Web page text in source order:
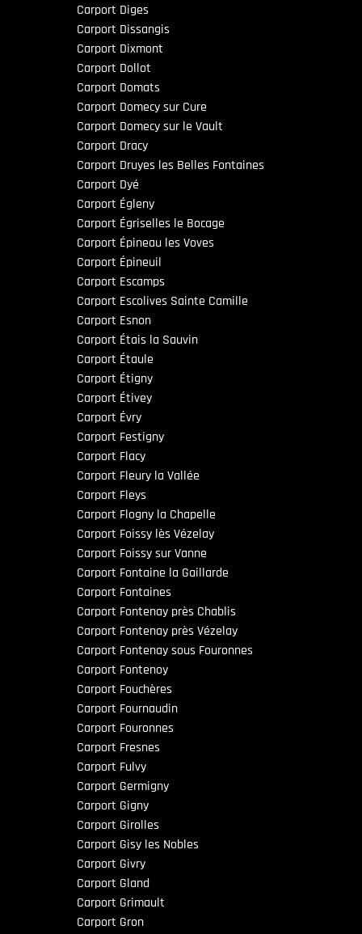
Carport Diges
Carport Dissangis
Carport Dixmont
Carport Dollot
Carport Domats
Carport Domecy sur Cure
Carport Domecy sur le Vault
Carport Dracy
Carport Druyes les Belles Fontaines
Carport Dyé
Carport Égleny
Carport Égriselles le Bocage
Carport Épineau les Voves
Carport Épineuil
Carport Escamps
Carport Escolives Sainte Camille
Carport Esnon
Carport Étais la Sauvin
Carport Étaule
Carport Étigny
Carport Étivey
Carport Évry
Carport Festigny
Carport Flacy
Carport Fleury la Vallée
Carport Fleys
Carport Flogny la Chapelle
Carport Foissy lès Vézelay
Carport Foissy sur Vanne
Carport Fontaine la Gaillarde
Carport Fontaines
Carport Fontenay près Chablis
Carport Fontenay près Vézelay
Carport Fontenay sous Fouronnes
Carport Fontenoy
Carport Fouchères
Carport Fournaudin
Carport Fouronnes
Carport Fresnes
Carport Fulvy
Carport Germigny
Carport Gigny
Carport Girolles
Carport Gisy les Nobles
Carport Givry
Carport Gland
Carport Grimault
Carport Gron